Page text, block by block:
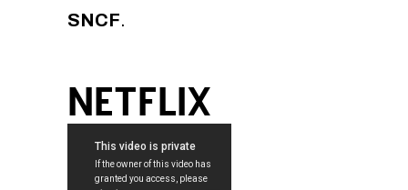
SNCF.
NETFLIX